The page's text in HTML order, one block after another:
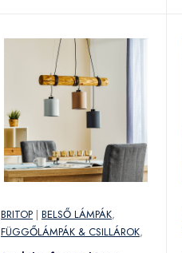
BRITOP | BELSŐ LÁMPÁK,
FÜGGŐLÁMPÁK & CSILLÁROK,